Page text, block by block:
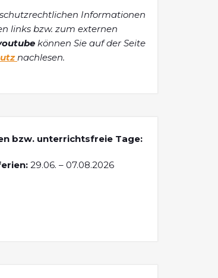
Informationen
links bzw. zum externen
können Sie auf der Seite
nachlesen.
bzw. unterrichtsfreie Tage:
29.06. – 07.08.2026